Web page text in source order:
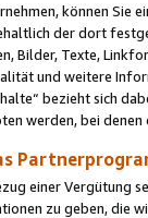
können Sie
der dort
Bilder, Texte,
und weitere
bezieht sich
werden, bei
einer Vergütung
zu geben, die